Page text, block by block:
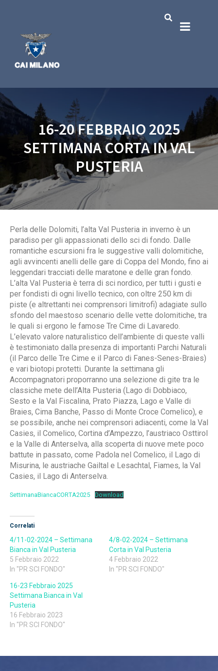
16-20 FEBBRAIO 2025
SETTIMANA CORTA IN VAL
PUSTERIA
Perla delle Dolomiti, l’alta Val Pusteria in inverno è un
paradiso per gli appassionati dello sci di fondo. Dalle
romantiche escursioni fra le suggestive valli dolomitiche,
agli avvincenti anelli delle gare di Coppa del Mondo, fino ai
leggendari tracciati delle maratone e delle gran fondo.
L’alta Val Pusteria è terra di sci nordico, per tutti i gusti e
per fondisti di ogni livello tecnico, con oltre 250 km di
piste (e altrettanti nei comprensori limitrofi) adagiate sullo
sfondo del maestoso scenario delle vette dolomitiche, tra
le quali si ergono le famose Tre Cime di Lavaredo.
L’elevato valore naturalistico dell’ambiente di queste valli
è testimoniato dalla presenza di importanti Parchi Naturali
(il Parco delle Tre Cime e il Parco di Fanes-Senes-Braies)
e vari biotopi protetti. Durante la settimana gli
Accompagnatori proporranno una selezione di gite tra le
classiche mete dell’Alta Pusteria (Lago di Dobbiaco,
Sesto e la Val Fiscalina, Prato Piazza, Lago e Valle di
Braies, Cima Banche, Passo di Monte Croce Comelico), e
se possibile, anche nei comprensori adiacenti, come la Val
Casies, il Comelico, Cortina d’Ampezzo, l’austriaco Osttirol
e la Valle di Anterselva, alla scoperta di nuove mete poco
battute in passato, come Padola nel Comelico, il Lago di
Misurina, le austriache Gailtal e Lesachtal, Fiames, la Val
Casies, il Lago di Anterselva.
SettimanaBiancaCORTA2025 Download
Correlati
4/11-02-2024 – Settimana
Bianca in Val Pusteria
5 Febbraio 2022
In "PR SCI FONDO"
4/8-02-2024 – Settimana
Corta in Val Pusteria
4 Febbraio 2022
In "PR SCI FONDO"
16-23 Febbraio 2025
Settimana Bianca in Val
Pusteria
16 Febbraio 2023
In "PR SCI FONDO"